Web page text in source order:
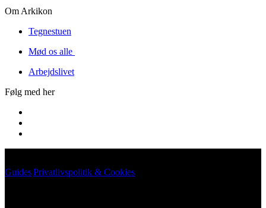
Om Arkikon
Tegnestuen
Mød os alle
Arbejdslivet
Følg med her
GuidesPrivatlivspolitik & Cookies